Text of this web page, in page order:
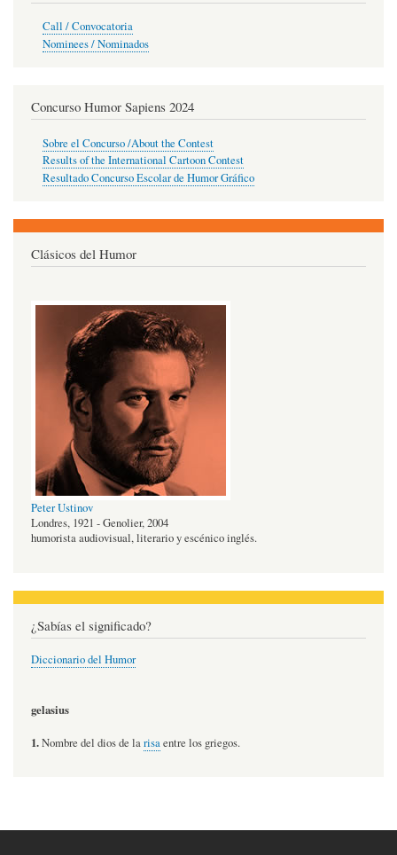
Call / Convocatoria
Nominees / Nominados
Concurso Humor Sapiens 2024
Sobre el Concurso /About the Contest
Results of the International Cartoon Contest
Resultado Concurso Escolar de Humor Gráfico
Clásicos del Humor
Peter Ustinov
Londres, 1921 - Genolier, 2004
humorista audiovisual, literario y escénico inglés.
¿Sabías el significado?
Diccionario del Humor
gelasius
1.Nombre del dios de larisaentre los griegos.